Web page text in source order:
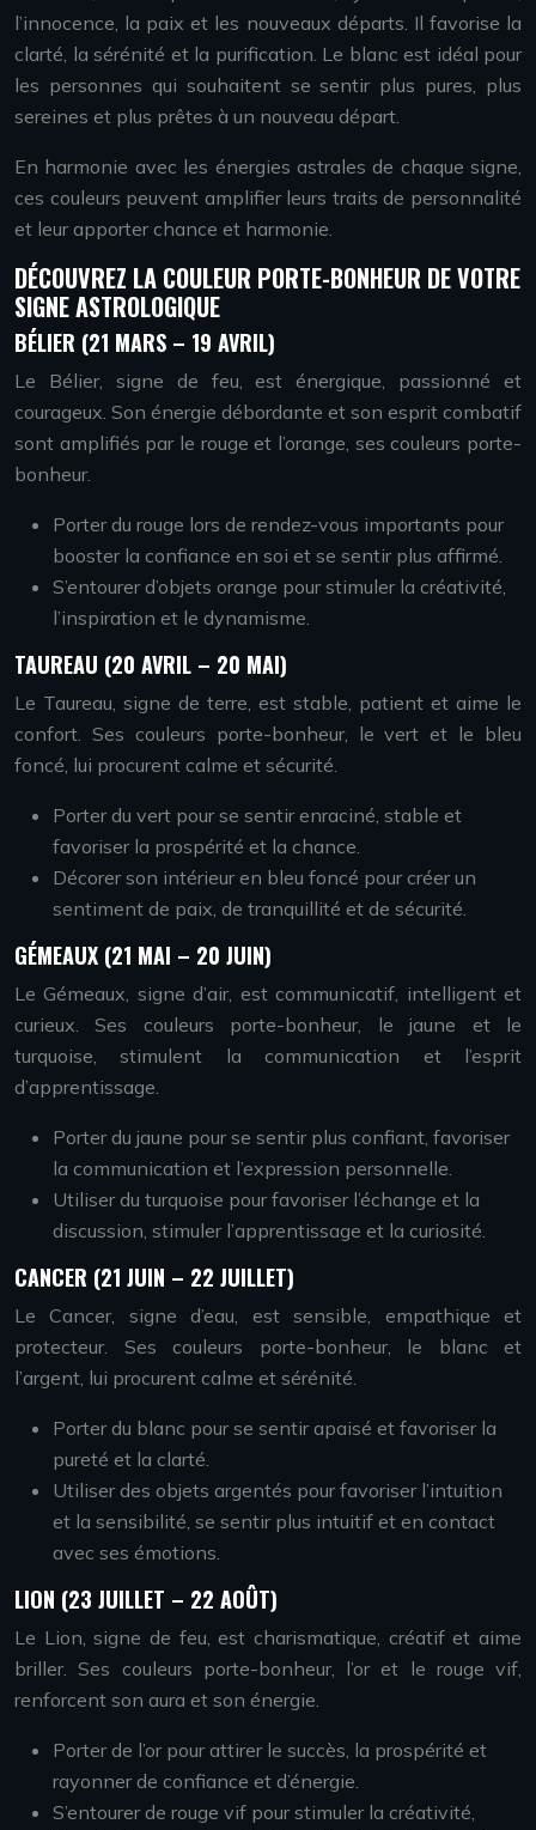
l’innocence, la paix et les nouveaux départs. Il favorise la
clarté, la sérénité et la purification. Le blanc est idéal pour
les personnes qui souhaitent se sentir plus pures, plus
sereines et plus prêtes à un nouveau départ.
En harmonie avec les énergies astrales de chaque signe,
ces couleurs peuvent amplifier leurs traits de personnalité
et leur apporter chance et harmonie.
DÉCOUVREZ LA COULEUR PORTE-BONHEUR DE VOTRE
SIGNE ASTROLOGIQUE
BÉLIER (21 MARS – 19 AVRIL)
Le Bélier, signe de feu, est énergique, passionné et
courageux. Son énergie débordante et son esprit combatif
sont amplifiés par le rouge et l’orange, ses couleurs porte-
bonheur.
Porter du rouge lors de rendez-vous importants pour
booster la confiance en soi et se sentir plus affirmé.
S’entourer d’objets orange pour stimuler la créativité,
l’inspiration et le dynamisme.
TAUREAU (20 AVRIL – 20 MAI)
Le Taureau, signe de terre, est stable, patient et aime le
confort. Ses couleurs porte-bonheur, le vert et le bleu
foncé, lui procurent calme et sécurité.
Porter du vert pour se sentir enraciné, stable et
favoriser la prospérité et la chance.
Décorer son intérieur en bleu foncé pour créer un
sentiment de paix, de tranquillité et de sécurité.
GÉMEAUX (21 MAI – 20 JUIN)
Le Gémeaux, signe d’air, est communicatif, intelligent et
curieux. Ses couleurs porte-bonheur, le jaune et le
turquoise, stimulent la communication et l’esprit
d’apprentissage.
Porter du jaune pour se sentir plus confiant, favoriser
la communication et l’expression personnelle.
Utiliser du turquoise pour favoriser l’échange et la
discussion, stimuler l’apprentissage et la curiosité.
CANCER (21 JUIN – 22 JUILLET)
Le Cancer, signe d’eau, est sensible, empathique et
protecteur. Ses couleurs porte-bonheur, le blanc et
l’argent, lui procurent calme et sérénité.
Porter du blanc pour se sentir apaisé et favoriser la
pureté et la clarté.
Utiliser des objets argentés pour favoriser l’intuition
et la sensibilité, se sentir plus intuitif et en contact
avec ses émotions.
LION (23 JUILLET – 22 AOÛT)
Le Lion, signe de feu, est charismatique, créatif et aime
briller. Ses couleurs porte-bonheur, l’or et le rouge vif,
renforcent son aura et son énergie.
Porter de l’or pour attirer le succès, la prospérité et
rayonner de confiance et d’énergie.
S’entourer de rouge vif pour stimuler la créativité,